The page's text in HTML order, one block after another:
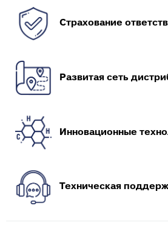
Страхование
Развитая сеть
Инновационные
Техническая